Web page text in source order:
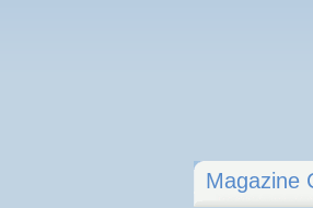
Magazine